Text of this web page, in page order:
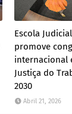
Escola
promove
internacional
Justiça do
2030
Abril 21, 2026